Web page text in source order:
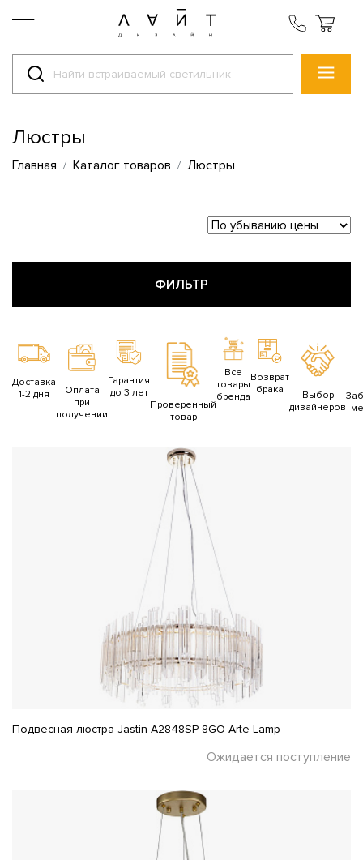
Люстры
Главная Каталог товаров Люстры
ФИЛЬТР
Доставка
1-2 дня
Оплата
при
получении
Гарантия
до 3 лет
Проверенный
товар
Все
товары
бренда
Возврат
брака
Выбор
дизайнеров
Подвесная люстра Jastin A2848SP-8GO Arte Lamp
Ожидается поступление